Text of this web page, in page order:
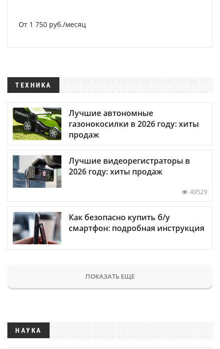
От 1 750 руб./месяц
ТЕХНИКА
Лучшие автономные
газонокосилки в 2026 году: хиты
продаж
Лучшие видеорегистраторы в
2026 году: хиты продаж
49529
Как безопасно купить б/у
смартфон: подробная инструкция
ПОКАЗАТЬ ЕЩЕ
НАУКА